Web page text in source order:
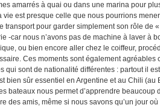
amarrés à quai ou dans une marina pour
vie est presque celle que nous pourrions
transport pour garder simplement son rôle de
-car nous n’avons pas de machine à laver à
ou bien encore aller chez le coiffeur,
Ces moments sont également agréables
qui sont de nationalité différentes : partout il
bien sûr essentiel en Argentine et au Chili (au
bateaux nous permet d’apprendre beaucoup
des amis, même si nous savons qu’un jour